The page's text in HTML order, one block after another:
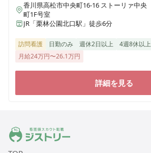
香川県高松市中央町16-16 ストーリァ中央
町1F号室
JR「栗林公園北口駅」徒歩6分
訪問看護 日勤のみ 週休2日以上
4週8休以上
月給24万円〜26.1万円
詳細を見る
ジストリー 看護師の転職マッチング